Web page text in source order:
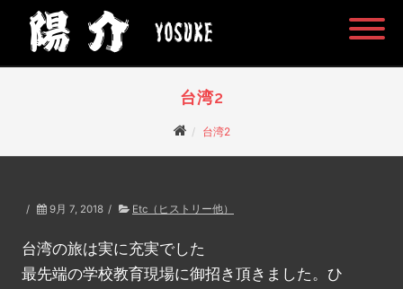
台湾2
台湾2
/ 9月 7, 2018 / Etc（ヒストリー他）
台湾の旅は実に充実でした
最先端の学校教育現場に御招き頂きました。ひ